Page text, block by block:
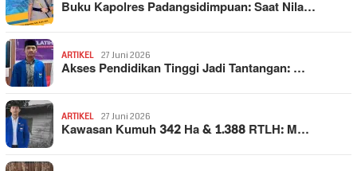
Buku Kapolres Padangsidimpuan: Saat Nila…
ARTIKEL 27 Juni 2026
Akses Pendidikan Tinggi Jadi Tantangan: …
ARTIKEL 27 Juni 2026
Kawasan Kumuh 342 Ha & 1.388 RTLH: M…